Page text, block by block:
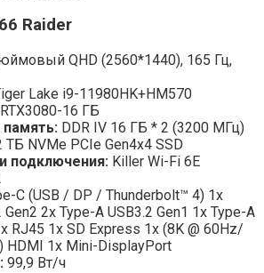
Raider
QHD (2560*1440), 165 Гц,
Lake i9-11980HK+HM570
RTX3080-16 ГБ
память: DDR IV 16 ГБ * 2 (3200 МГц)
ТБ NVMe PCIe Gen4x4 SSD
подключения: Killer Wi-Fi 6E
C (USB / DP / Thunderbolt™ 4) 1x
Gen2 2x Type-A USB3.2 Gen1 1x Type-A
RJ45 1x SD Express 1x (8K @ 60Hz/
HDMI 1x Mini-DisplayPort
99,9 Вт/ч